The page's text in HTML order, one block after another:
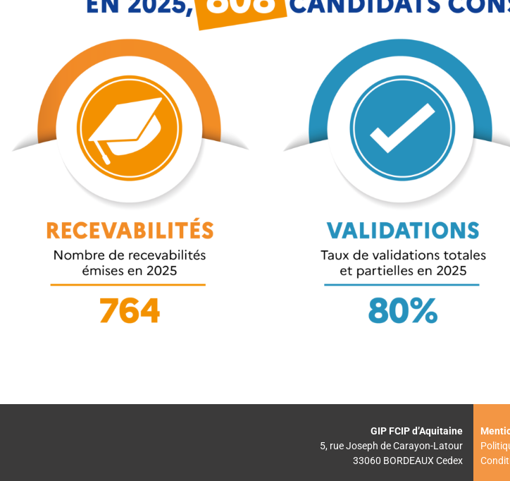
GIP FCIP d’Aquitaine
5, rue Joseph de Carayon-Latour
33060 BORDEAUX Cedex